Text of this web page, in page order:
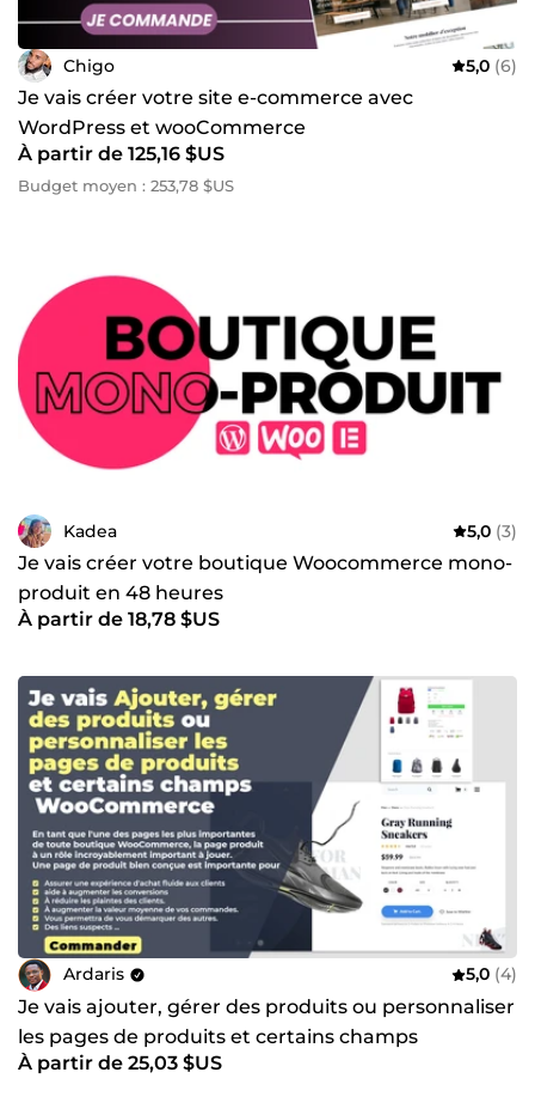
Chigo 5,0 (6)
Je vais créer votre site e-commerce avec
WordPress et wooCommerce
À partir de 125,16 $US
Budget moyen : 253,78 $US
Kadea 5,0 (3)
Je vais créer votre boutique Woocommerce mono-
produit en 48 heures
À partir de 18,78 $US
Ardaris 5,0 (4)
Je vais ajouter, gérer des produits ou personnaliser
les pages de produits et certains champs
WooCommerce
À partir de 25,03 $US